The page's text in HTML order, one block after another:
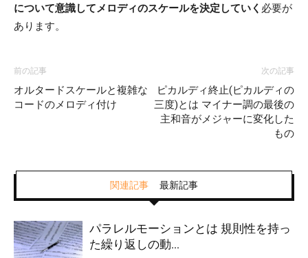
について意識してメロディのスケールを決定していく 必要が
あります。
前の記事
オルタードスケールと複雑な
コードのメロディ付け
次の記事
ピカルディ終止(ピカルディの
三度)とは マイナー調の最後の
主和音がメジャーに変化した
もの
関連記事 最新記事
パラレルモーションとは 規則性を持っ
た繰り返しの動...